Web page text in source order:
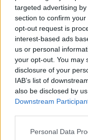
targeted advertising
section to confirm
opt-out request is
interest-based ads
us or personal
your opt-out. You may
disclosure of your
IAB’s list of
also be disclosed by
Downstream
Personal Data
- La Statue de la
- Hello!
-Les banquiers
- Quoi? C’est la
-Les tatoueurs
- Viens par ici si
biceps tatoués)
-Les mystères de
- Bonjour
dégustez nos
- Je vais vous
GALA 23 texte
Partager le